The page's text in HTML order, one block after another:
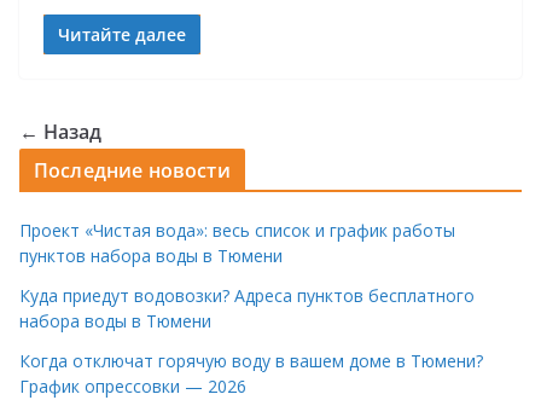
Читайте далее
← Назад
Последние новости
Проект «Чистая вода»: весь список и график работы
пунктов набора воды в Тюмени
Куда приедут водовозки? Адреса пунктов бесплатного
набора воды в Тюмени
Когда отключат горячую воду в вашем доме в Тюмени?
График опрессовки — 2026